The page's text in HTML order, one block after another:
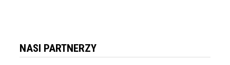
NASI PARTNERZY